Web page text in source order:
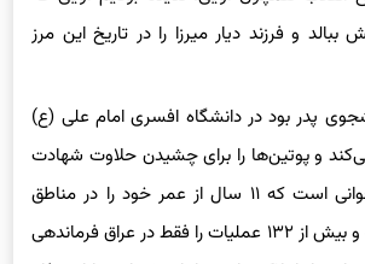
ببالد و فرزند دیار میرزا را در تاریخ این مرز
پدر بود در دانشگاه افسری امام علی (ع)
و پوتین‌ها را برای چشیدن حلاوت شهادت
محکم می‌بندد، او جوانی است که ۱۱ سال از عمر خود را در مناطق
عملیاتی حضورداشته و بیش از ۱۳۲ عملیات را فقط در عراق فرماندهی